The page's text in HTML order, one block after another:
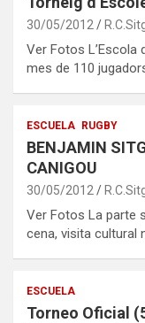
30/05/2012
Ver Fotos L’Escola
mes de 110
ESCUELA RUGBY
BENJAMIN
CANIGOU
30/05/2012
Ver Fotos La parte
cena, visita cultural
ESCUELA
Torneo Oficial